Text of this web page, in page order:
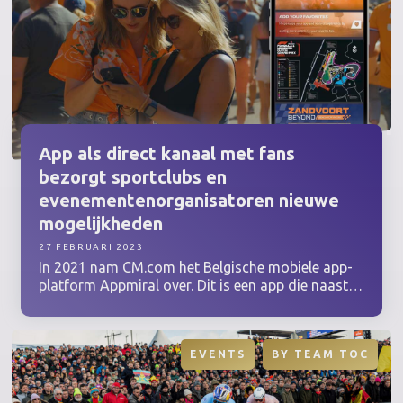
bezoekers in de Centrale Markthal reeds het
grootste op de internationale kalender.
App als direct kanaal met fans
bezorgt sportclubs en
evenementenorganisatoren nieuwe
mogelijkheden
In 2021 nam CM.com het Belgische mobiele app-
platform Appmiral over. Dit is een app die naast
marketing- en communicatie- áls ticketing- en
betalingsmogelijkheden in huis heeft. Als
organisator heb je zo simpelweg alle fandata
binnen handbereik om je fans het hele jaar door
aan je club, evenement of merk te binden.
27 FEBRUARI 2023
EVENTS BY TEAM TOC